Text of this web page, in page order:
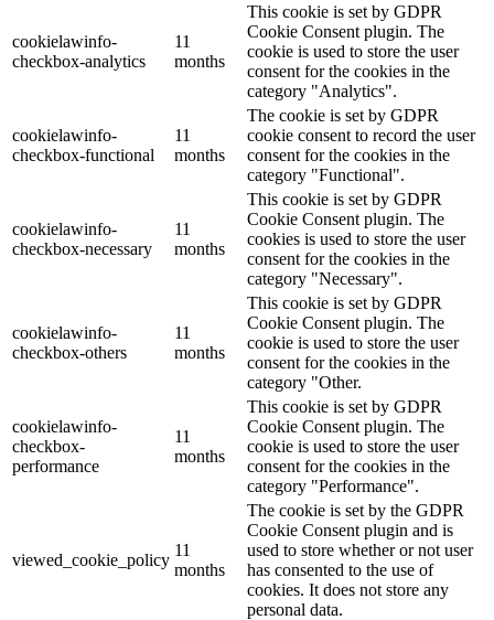
cookielawinfo-
checkbox-analytics
11
months
This cookie is set by GDPR
Cookie Consent plugin. The
cookie is used to store the user
consent for the cookies in the
category "Analytics".
cookielawinfo-
checkbox-functional
11
months
The cookie is set by GDPR
cookie consent to record the user
consent for the cookies in the
category "Functional".
cookielawinfo-
checkbox-necessary
11
months
This cookie is set by GDPR
Cookie Consent plugin. The
cookies is used to store the user
consent for the cookies in the
category "Necessary".
cookielawinfo-
checkbox-others
11
months
This cookie is set by GDPR
Cookie Consent plugin. The
cookie is used to store the user
consent for the cookies in the
category "Other.
cookielawinfo-
checkbox-
performance
11
months
This cookie is set by GDPR
Cookie Consent plugin. The
cookie is used to store the user
consent for the cookies in the
category "Performance".
viewed_cookie_policy
11
months
The cookie is set by the GDPR
Cookie Consent plugin and is
used to store whether or not user
has consented to the use of
cookies. It does not store any
personal data.